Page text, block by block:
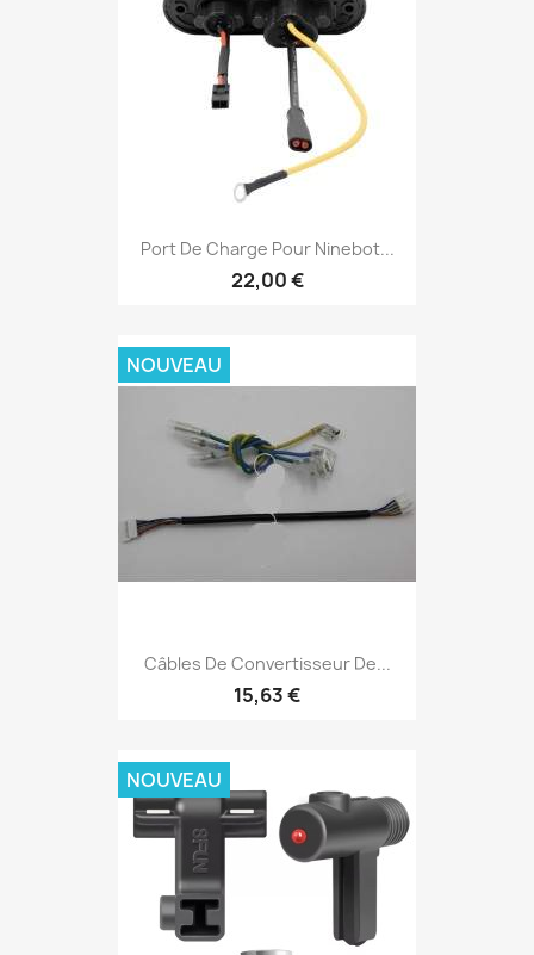
Port De Charge Pour Ninebot...
22,00 €
Câbles De Convertisseur De...
15,63 €
NOUVEAU
NOUVEAU